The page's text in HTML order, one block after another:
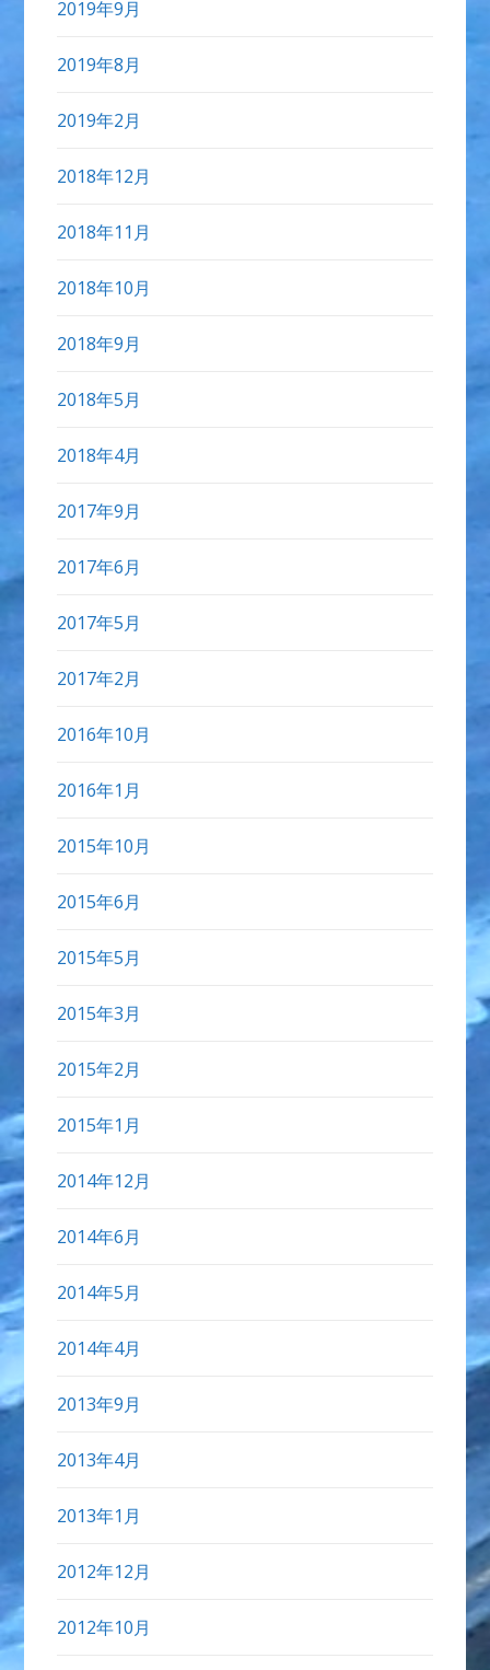
2019年9月
2019年8月
2019年2月
2018年12月
2018年11月
2018年10月
2018年9月
2018年5月
2018年4月
2017年9月
2017年6月
2017年5月
2017年2月
2016年10月
2016年1月
2015年10月
2015年6月
2015年5月
2015年3月
2015年2月
2015年1月
2014年12月
2014年6月
2014年5月
2014年4月
2013年9月
2013年4月
2013年1月
2012年12月
2012年10月